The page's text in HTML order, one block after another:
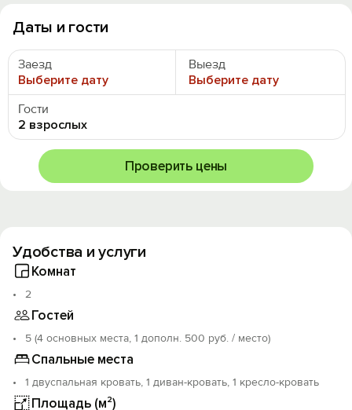
Даты и гости
Заезд
Выберите дату
Выезд
Выберите дату
Гости
2 взрослых
Проверить цены
Удобства и услуги
Комнат
2
Гостей
5 (4 основных места, 1 дополн. 500 руб. / место)
Спальные места
1 двуспальная кровать, 1 диван-кровать, 1 кресло-кровать
Площадь (м²)